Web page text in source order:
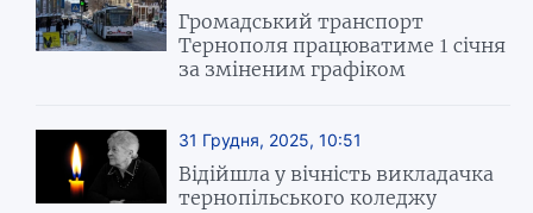
Громадський транспорт
Тернополя працюватиме 1 січня
за зміненим графіком
31 Грудня, 2025, 10:51
Відійшла у вічність викладачка
тернопільського коледжу